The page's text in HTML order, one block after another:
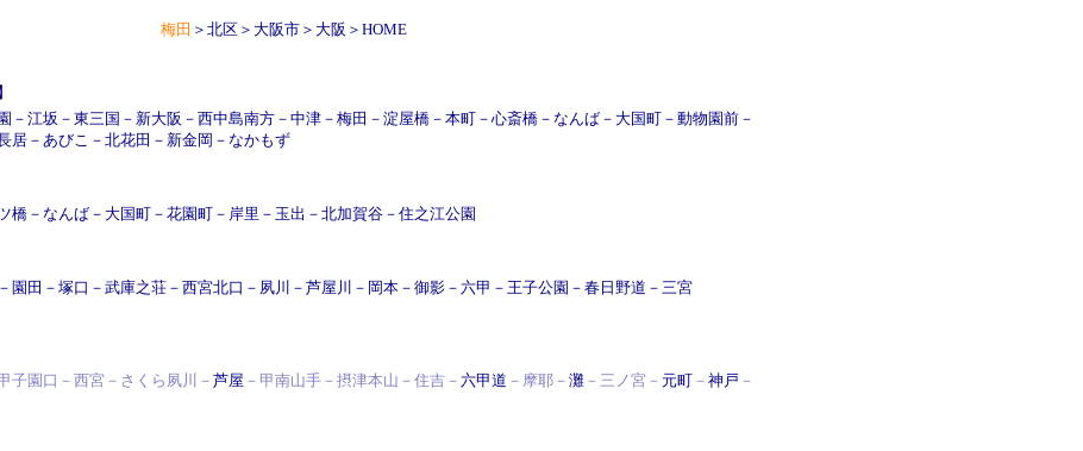
梅田 ＞ 北区＞ 大阪市＞ 大阪 ＞ HOME
－ 江坂 － 東三国 － 新大阪 － 西中島南方 － 中津 － 梅田 － 淀屋橋 － 本町 － 心斎橋 － なんば － 大国町 － 動物園前 －
居 － あびこ － 北花田 － 新金岡 － なかもず
橋 － なんば － 大国町 － 花園町 － 岸里 － 玉出 － 北加賀谷 － 住之江公園
－ 園田 － 塚口 － 武庫之荘 － 西宮北口 － 夙川 － 芦屋川 － 岡本 － 御影 － 六甲 － 王子公園 － 春日野道 － 三宮
子園口－西宮－さくら夙川－ 芦屋 －甲南山手－摂津本山－住吉－ 六甲道 －摩耶－ 灘 －三ノ宮－ 元町 － 神戸 －